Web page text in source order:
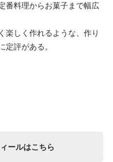
番料理からお菓子まで幅広
楽しく作れるような、作り
評がある。
ールはこちら